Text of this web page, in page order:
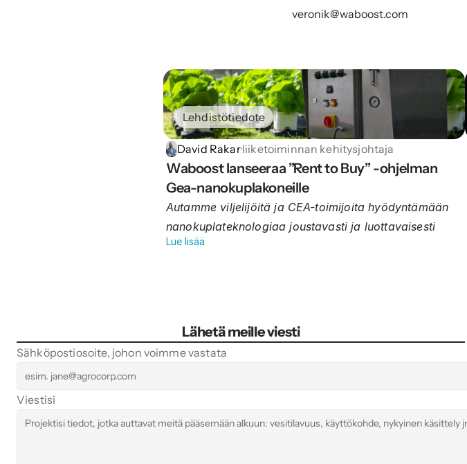
veronik@waboost.com
Lehdistötiedote
David Rakar·liiketoiminnan kehitysjohtaja
Waboost lanseeraa ”Rent to Buy” -ohjelman
Gea-nanokuplakoneille
Autamme viljelijöitä ja CEA-toimijoita hyödyntämään
nanokuplateknologiaa joustavasti ja luottavaisesti
Lue lisää
Lähetä meille viesti
Sähköpostiosoite, johon voimme vastata
Viestisi